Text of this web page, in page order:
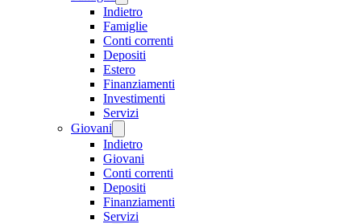
Indietro
Famiglie
Conti correnti
Depositi
Estero
Finanziamenti
Investimenti
Servizi
Giovani
Indietro
Giovani
Conti correnti
Depositi
Finanziamenti
Servizi